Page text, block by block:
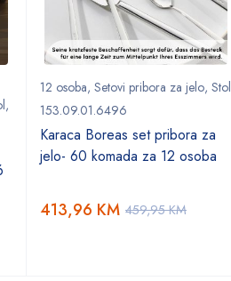
,
12 osoba, Setovi pribora za jelo, Stol
153.09.01.6496
Karaca Boreas set pribora za
jelo- 60 komada za 12 osoba
459,95KM
413,96 KM